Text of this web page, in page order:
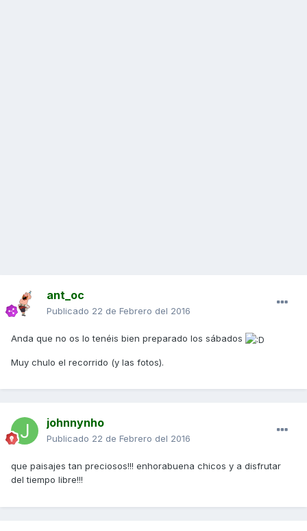
ant_oc
Publicado 22 de Febrero del 2016
Anda que no os lo tenéis bien preparado los sábados
Muy chulo el recorrido (y las fotos).
johnnynho
Publicado 22 de Febrero del 2016
que paisajes tan preciosos!!! enhorabuena chicos y a disfrutar
del tiempo libre!!!